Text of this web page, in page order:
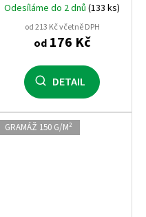
95 °C
Odesíláme do 2 dnů (133 ks)
od 213 Kč včetně DPH
od176 Kč
DETAIL
GRAMÁŽ 150 G/M²